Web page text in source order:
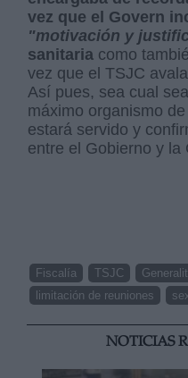
vez que el Govern
"motivación y
sanitaria como
vez que el TSJC
Así pues, sea cual
máximo organismo
estará servido y
entre el Gobierno y
Fiscalía TSJC
limitación de reuniones
NOTICIAS